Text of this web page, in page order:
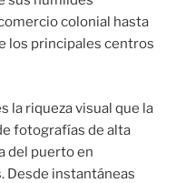
colonial hasta
los principales centros
la riqueza visual que la
fotografías de alta
del puerto en
Desde instantáneas